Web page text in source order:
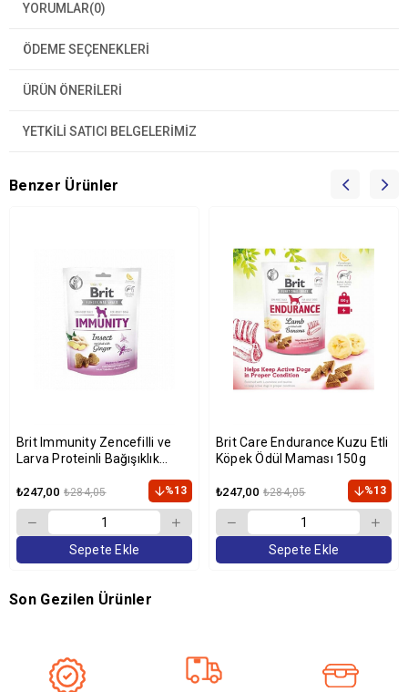
YORUMLAR(0)
ÖDEME SEÇENEKLERI
ÜRÜN ÖNERILERI
YETKİLİ SATICI BELGELERİMİZ
Benzer Ürünler
Brit Immunity Zencefilli ve
Larva Proteinli Bağışıklık
gr
₺247,00 ₺284,05 %13
Sepete Ekle
Brit Care Endurance Kuzu Etli
Köpek Ödül Maması 150g
₺247,00 ₺284,05 %13
Sepete Ekle
Son Gezilen Ürünler